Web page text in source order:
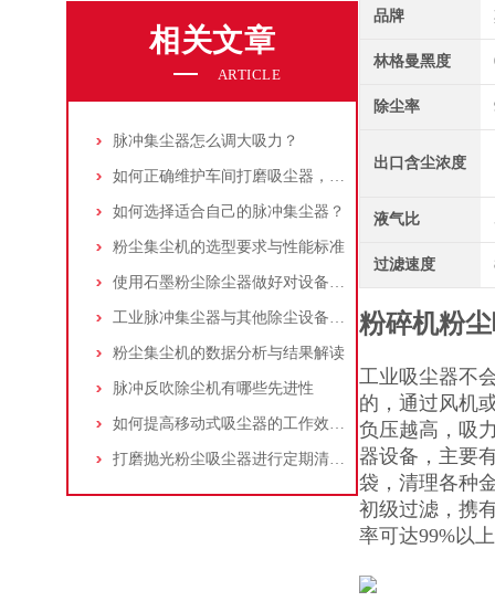
相关文章
ARTICLE
脉冲集尘器怎么调大吸力？
如何正确维护车间打磨吸尘器，延长使用寿命
如何选择适合自己的脉冲集尘器？
粉尘集尘机的选型要求与性能标准
使用石墨粉尘除尘器做好对设备的维护十分重要
工业脉冲集尘器与其他除尘设备的比较
粉尘集尘机的数据分析与结果解读
脉冲反吹除尘机有哪些先进性
如何提高移动式吸尘器的工作效率？
打磨抛光粉尘吸尘器进行定期清理的重要性
品牌
林格曼黑度
除尘率
出口含尘浓度
液气比
过滤速度
粉碎机粉
工业吸尘器不
的，通过风机
负压越高，吸
器设备，主要
袋，清理各种
初级过滤，携
率可达99%以